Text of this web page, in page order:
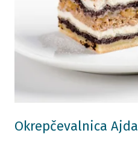
Okrepčevalnica Ajda